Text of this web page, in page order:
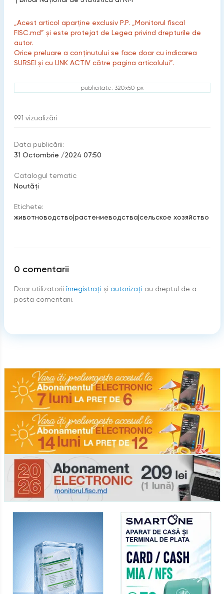
„Acest articol aparține exclusiv P.P. „Monitorul fiscal
FISC.md” și este protejat de Legea privind drepturile de
autor.
Orice preluare a conținutului se face doar cu indicarea
SURSEI și cu LINK ACTIV către pagina articolului”.
publicitate: 320x50 px
991 vizualizări
Data publicării:
31 Octombrie /2024 07:50
Catalogul tematic
Noutăți
Etichete:
животноводство|растениеводства|сельское хозяйство
0 comentarii
Doar utilizatorii înregistraţi şi autorizați au dreptul de a
posta comentarii.